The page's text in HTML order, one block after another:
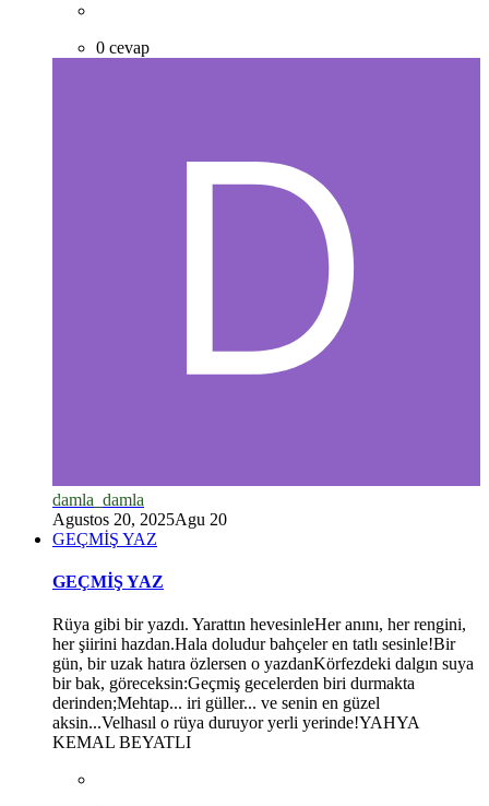
0 cevap
damla_damla
Agustos 20, 2025Agu 20
GEÇMİŞ YAZ
GEÇMİŞ YAZ
Rüya gibi bir yazdı. Yarattın hevesinleHer anını, her rengini,
her şiirini hazdan.Hala doludur bahçeler en tatlı sesinle!Bir
gün, bir uzak hatıra özlersen o yazdanKörfezdeki dalgın suya
bir bak, göreceksin:Geçmiş gecelerden biri durmakta
derinden;Mehtap... iri güller... ve senin en güzel
aksin...Velhasıl o rüya duruyor yerli yerinde!YAHYA
KEMAL BEYATLI